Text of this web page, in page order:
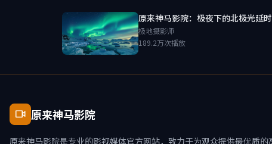
原来神马影院：极夜下的北极光延
极地摄影师
189.2万次播放
原来神马影院
原来神马影院是专业的影视媒体官方网站，致力于为观众提供最优质